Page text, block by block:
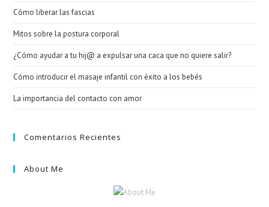
Cómo liberar las fascias
Mitos sobre la postura corporal
¿Cómo ayudar a tu hij@ a expulsar una caca que no quiere salir?
Cómo introducir el masaje infantil con éxito a los bebés
La importancia del contacto con amor
Comentarios Recientes
About Me